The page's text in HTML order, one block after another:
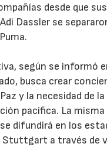
desde que
Dassler se
según se informó
busca crear
y la necesidad de la
pacífica. La
difundirá en los
Stuttgart a través de